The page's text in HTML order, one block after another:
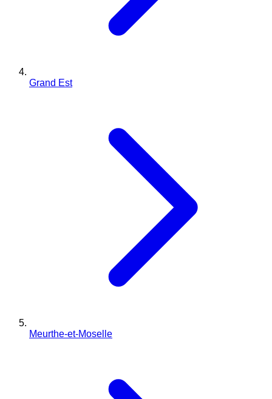
Grand Est
Meurthe-et-Moselle